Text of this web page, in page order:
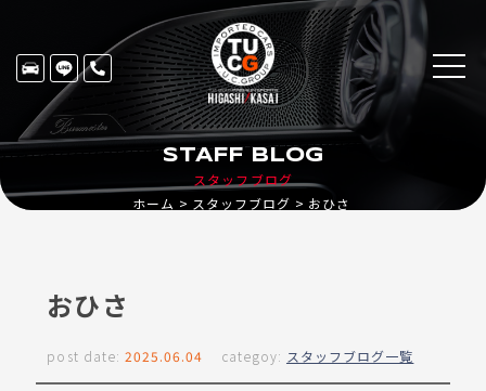
スタッフブログ
STAFF BLOG
ホーム スタッフブログ おひさ
おひさ
post date: 2025.06.04 categoy: スタッフブログ一覧